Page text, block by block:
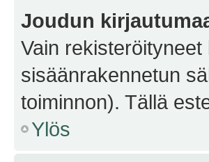
Joudun
Vain
sisäänrakennetun
toiminnon). Tällä
Ylös